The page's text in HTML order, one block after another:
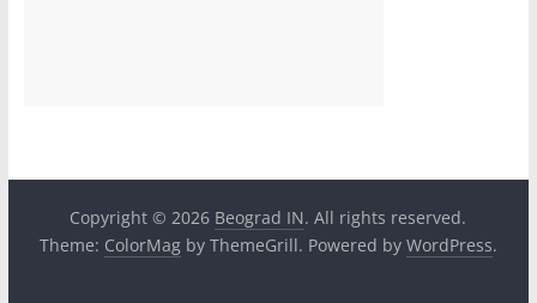
Copyright © 2026 Beograd IN. All rights reserved.
Theme: ColorMagby ThemeGrill. Powered by WordPress.